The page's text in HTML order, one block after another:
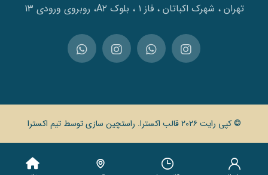
تهران ، شهرک اکباتان ، فاز ۱ ، بلوک A۲، روبروی ورودی ۱۳
© کپی رایت ۲۰۲۶ قالب اکسترا. راستچین سازی توسط تیم اکسترا